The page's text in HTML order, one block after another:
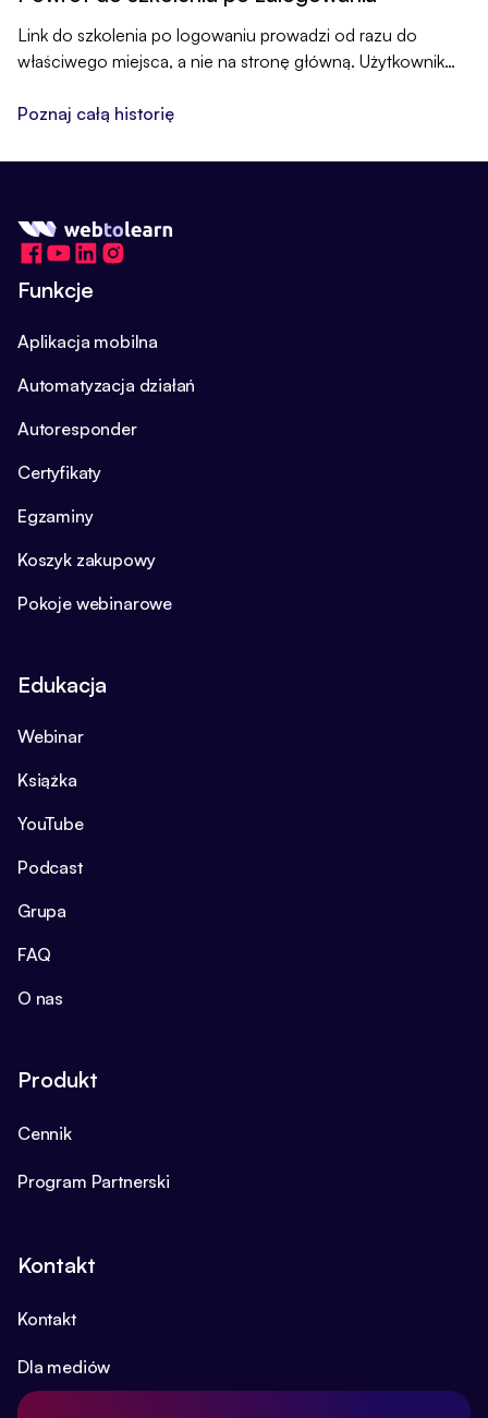
Link do szkolenia po logowaniu prowadzi od razu do
właściwego miejsca, a nie na stronę główną. Użytkownik
Poznaj całą historię
Funkcje
Aplikacja mobilna
Automatyzacja działań
Autoresponder
Certyfikaty
Egzaminy
Koszyk zakupowy
Pokoje webinarowe
Edukacja
Webinar
Książka
YouTube
Podcast
Grupa
FAQ
O nas
Produkt
Cennik
Program Partnerski
Kontakt
Kontakt
Dla mediów